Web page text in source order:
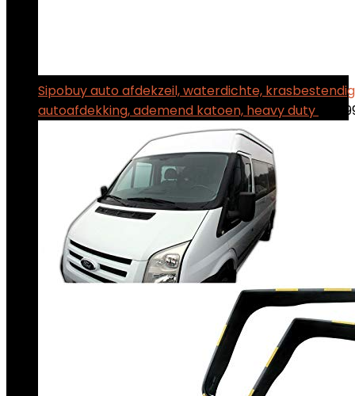
Sipobuy auto afdekzeil, waterdichte,
autoafdekking, ademend katoen, heavy duty